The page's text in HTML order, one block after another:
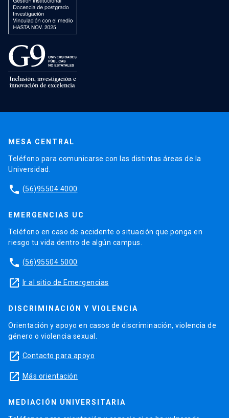
MESA CENTRAL
Teléfono para comunicarse con las distintas áreas de la
Universidad.
phone (56)95504 4000
EMERGENCIAS UC
Teléfono en caso de accidente o situación que ponga en
riesgo tu vida dentro de algún campus.
phone (56)95504 5000
launch Ir al sitio de Emergencias
DISCRIMINACIÓN Y VIOLENCIA
Orientación y apoyo en casos de discriminación, violencia de
género o violencia sexual.
launch Contacto para apoyo
launch Más orientación
MEDIACIÓN UNIVERSITARIA